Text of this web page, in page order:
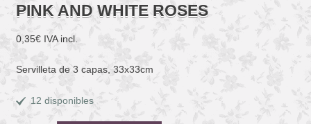
PINK AND WHITE ROSES
0,35€ IVA incl.
Servilleta de 3 capas, 33x33cm
12 disponibles